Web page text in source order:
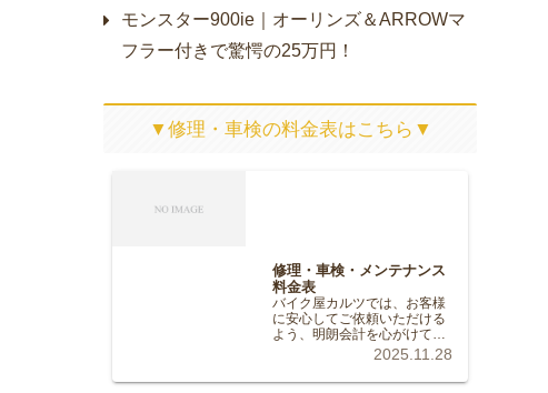
モンスター900ie｜オーリンズ＆ARROWマ
フラー付きで驚愕の25万円！
▼修理・車検の料金表はこちら▼
修理・車検・メンテナンス
料金表
バイク屋カルツでは、お客様
に安心してご依頼いただける
よう、明朗会計を心がけてお
ります。記載のない修理やカ
ご相談ください。※価格はす
2025.11.28